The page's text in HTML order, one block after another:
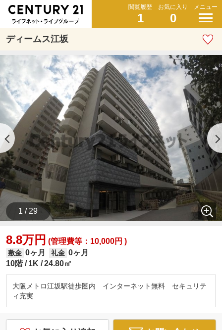
閲覧履歴
1
お気に入り
0
メニュー
ディームス江坂
1 / 29
8.8万円 (管理費等：10,000円 )
敷金 0ヶ月 礼金 0ヶ月
10階
1K 24.80㎡
大阪メトロ江坂駅徒歩圏内 インターネット無料 セキュリテ
ィ充実